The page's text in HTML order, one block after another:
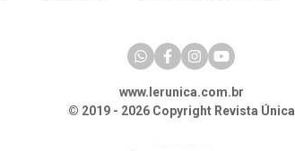
www.lerunica.com.br
© 2019 - 2026 Copyright Revista Única